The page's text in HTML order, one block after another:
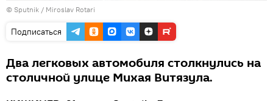
© Sputnik / Miroslav Rotari
Подписаться
Два легковых автомобиля столкнулись на
столичной улице Михая Витязула.